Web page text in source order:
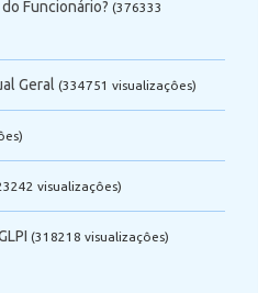
Funcionário? (376333
Geral (334751 visualizaçôes)
visualizaçôes)
(318218 visualizaçôes)